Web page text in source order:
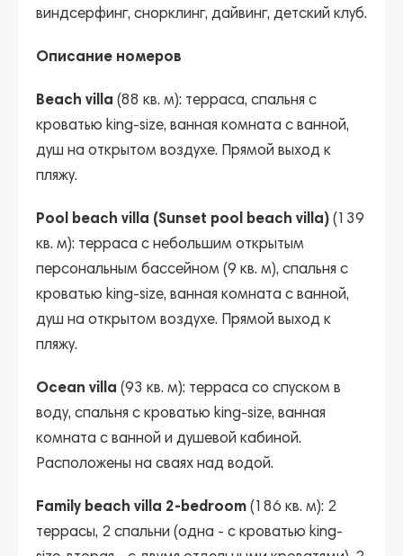
виндсерфинг, снорклинг, дайвинг, детский клуб.
Описание номеров
Beach villa (88 кв. м): терраса, спальня с
кроватью king-size, ванная комната с ванной,
душ на открытом воздухе. Прямой выход к
пляжу.
Pool beach villa (Sunset pool beach villa) (139
кв. м): терраса с небольшим открытым
персональным бассейном (9 кв. м), спальня с
кроватью king-size, ванная комната с ванной,
душ на открытом воздухе. Прямой выход к
пляжу.
Ocean villa (93 кв. м): терраса со спуском в
воду, спальня с кроватью king-size, ванная
комната с ванной и душевой кабиной.
Расположены на сваях над водой.
Family beach villa 2-bedroom (186 кв. м): 2
террасы, 2 спальни (одна - с кроватью king-